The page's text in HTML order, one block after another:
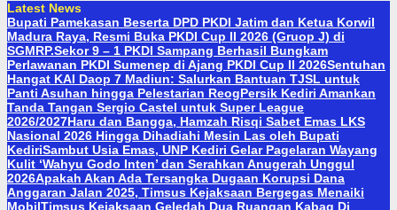
Latest News
Bupati Pamekasan Beserta DPD PKDI Jatim dan Ketua Korwil
Madura Raya, Resmi Buka PKDI Cup II 2026 (Gruop J) di
SGMRP.Sekor 9 – 1 PKDI Sampang Berhasil Bungkam
Perlawanan PKDI Sumenep di Ajang PKDI Cup II 2026Sentuhan
Hangat KAI Daop 7 Madiun: Salurkan Bantuan TJSL untuk
Panti Asuhan hingga Pelestarian ReogPersik Kediri Amankan
Tanda Tangan Sergio Castel untuk Super League
2026/2027Haru dan Bangga, Hamzah Risqi Sabet Emas LKS
Nasional 2026 Hingga Dihadiahi Mesin Las oleh Bupati
KediriSambut Usia Emas, UNP Kediri Gelar Pagelaran Wayang
Kulit ‘Wahyu Godo Inten’ dan Serahkan Anugerah Unggul
2026Apakah Akan Ada Tersangka Dugaan Korupsi Dana
Anggaran Jalan 2025, Timsus Kejaksaan Bergegas Menaiki
MobilTimsus Kejaksaan Geledah Dua Ruangan Kabag Di